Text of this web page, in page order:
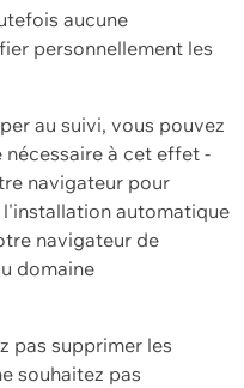
aucune
personnellement les
au suivi, vous pouvez
à cet effet -
navigateur pour
automatique
navigateur de
domaine
pas supprimer les
souhaitez pas